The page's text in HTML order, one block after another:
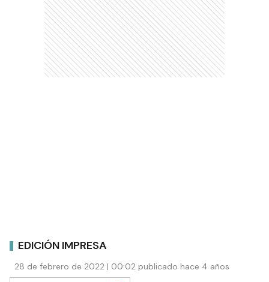
EDICIÓN IMPRESA
28 de febrero de 2022 | 00:02 publicado hace 4 años